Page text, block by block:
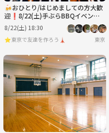
🍻おひとり/はじめましての方大歓
迎❗️8/22(土)手ぶらBBQイベント
🥩🔥
8/22(土) 18:30
⭐️東京で友達を作ろう🗼 東京